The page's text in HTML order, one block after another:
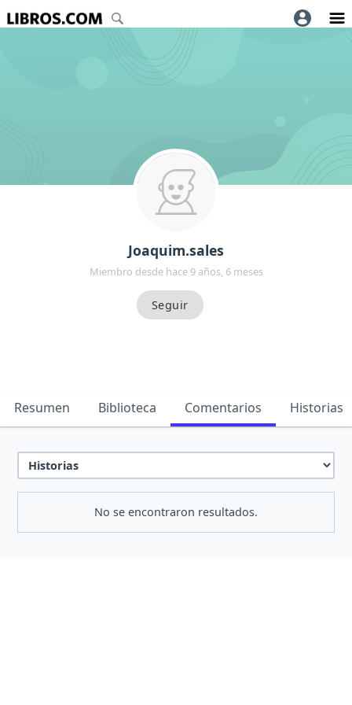
Joaquim.sales
Miembro desde hace 9 años, 6 meses
Resumen Biblioteca Comentarios Historias
No se encontraron resultados.